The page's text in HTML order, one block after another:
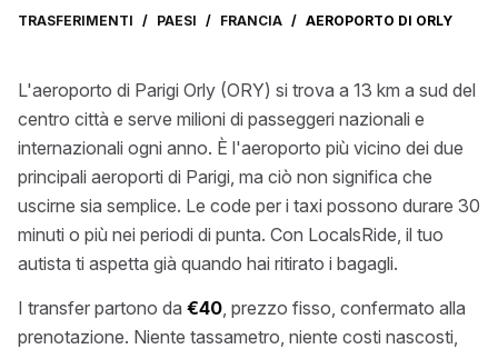
TRASFERIMENTI / PAESI / FRANCIA / AEROPORTO DI ORLY
L'aeroporto di Parigi Orly (ORY) si trova a 13 km a sud del
centro città e serve milioni di passeggeri nazionali e
internazionali ogni anno. È l'aeroporto più vicino dei due
principali aeroporti di Parigi, ma ciò non significa che
uscirne sia semplice. Le code per i taxi possono durare 30
minuti o più nei periodi di punta. Con LocalsRide, il tuo
autista ti aspetta già quando hai ritirato i bagagli.
I transfer partono da €40, prezzo fisso, confermato alla
prenotazione. Niente tassametro, niente costi nascosti,